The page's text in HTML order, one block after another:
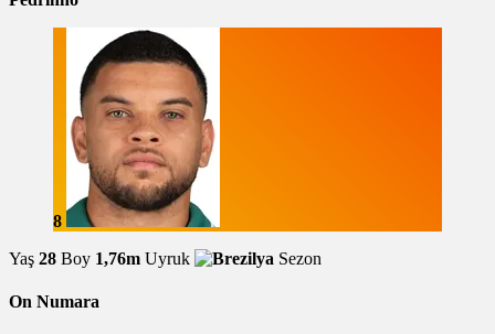
8
Yaş 28 Boy 1,76m Uyruk Sezon
On Numara